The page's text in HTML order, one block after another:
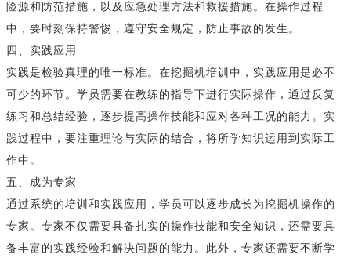
险源和防范措施，以及应急处理方法和救援措施。在操作过程
中，要时刻保持警惕，遵守安全规定，防止事故的发生。
四、实践应用
实践是检验真理的唯一标准。在挖掘机培训中，实践应用是必不
可少的环节。学员需要在教练的指导下进行实际操作，通过反复
练习和总结经验，逐步提高操作技能和应对各种工况的能力。实
践过程中，要注重理论与实际的结合，将所学知识运用到实际工
作中。
五、成为专家
通过系统的培训和实践应用，学员可以逐步成长为挖掘机操作的
专家。专家不仅需要具备扎实的操作技能和安全知识，还需要具
备丰富的实践经验和解决问题的能力。此外，专家还需要不断学